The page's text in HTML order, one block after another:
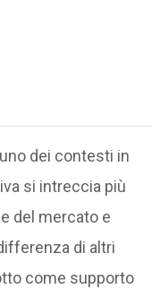
dei contesti in
si intreccia più
del mercato e
di altri
come supporto